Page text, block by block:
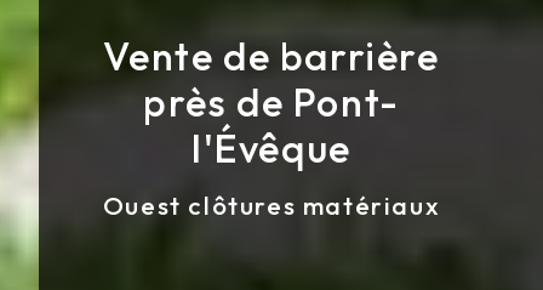
Vente de barrière
près de Pont-
l'Évêque
Ouest clôtures matériaux